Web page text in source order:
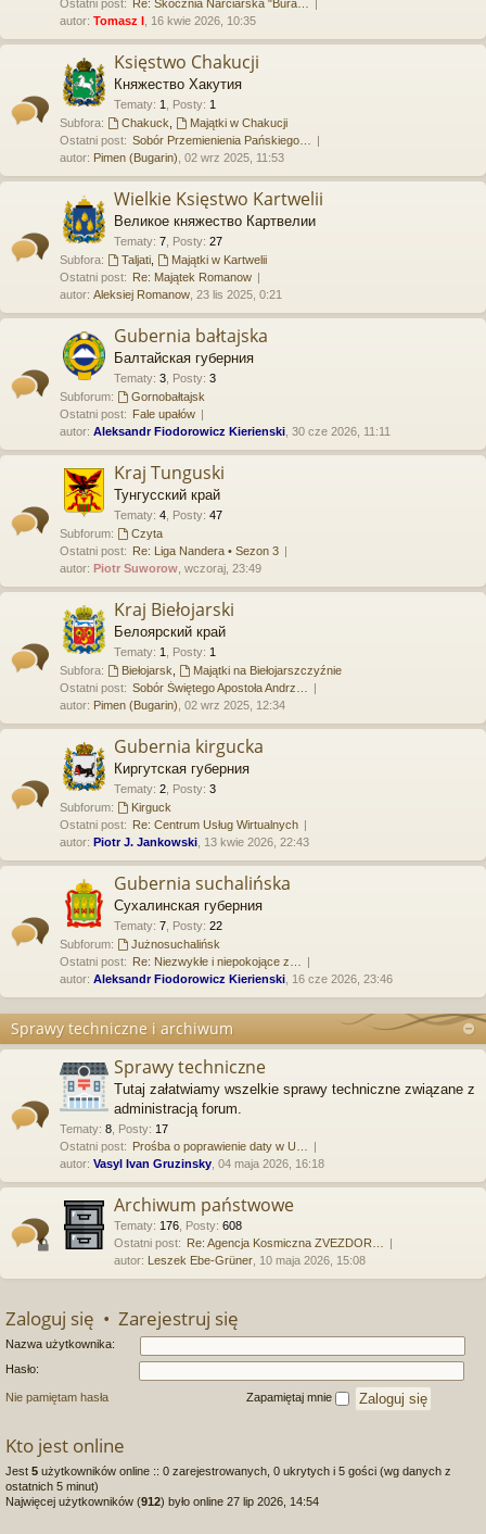
Ostatni post: Re: Skocznia Narciarska "Bura…
autor: Tomasz I , 16 kwie 2026, 10:35
Księstwo Chakucji
Княжество Хакутия
Tematy: 1 Posty: 1
Subfora:
Chakuck
Majątki w Chakucji
Ostatni post: Sobór Przemienienia Pańskiego…
autor: Pimen (Bugarin) , 02 wrz 2025, 11:53
Wielkie Księstwo Kartwelii
Великое княжество Картвелии
Tematy: 7 Posty: 27
Subfora:
Taljati,
Majątki w Kartwelii
Ostatni post: Re: Majątek Romanow
autor: Aleksiej Romanow , 23 lis 2025, 0:21
Gubernia bałtajska
Балтайская губерния
Tematy: 3 Posty: 3
Subforum:
Gornobałtajsk
Ostatni post: Fale upałów
autor: Aleksandr Fiodorowicz Kierienski , 30 cze 2026, 11:11
Kraj Tunguski
Тунгусский край
Tematy: 4 Posty: 47
Subforum:
Czyta
Ostatni post: Re: Liga Nandera • Sezon 3
autor: Piotr Suworow , wczoraj, 23:49
Kraj Biełojarski
Белоярский край
Tematy: 1 Posty: 1
Subfora:
Biełojarsk
Majątki na Biełojarszczyźnie
Ostatni post: Sobór Świętego Apostoła Andrz…
autor: Pimen (Bugarin) , 02 wrz 2025, 12:34
Gubernia kirgucka
Киргутская губерния
Tematy: 2 Posty: 3
Subforum:
Kirguck
Ostatni post: Re: Centrum Usług Wirtualnych
autor: Piotr J. Jankowski , 13 kwie 2026, 22:43
Gubernia suchalińska
Сухалинская губерния
Tematy: 7 Posty: 22
Subforum:
Jużnosuchalińsk
Ostatni post: Re: Niezwykłe i niepokojące z…
autor: Aleksandr Fiodorowicz Kierienski , 16 cze 2026, 23:46
Sprawy techniczne i archiwum
Sprawy techniczne
Tutaj załatwiamy wszelkie sprawy techniczne związane z
administracją forum.
Tematy: 8 Posty: 17
Ostatni post: Prośba o poprawienie daty w U…
autor: Vasyl Ivan Gruzinsky , 04 maja 2026, 16:18
Archiwum państwowe
Tematy: 176 Posty: 608
Ostatni post: Re: Agencja Kosmiczna ZVEZDOR…
autor: Leszek Ebe-Grüner , 10 maja 2026, 15:08
Zaloguj się • Zarejestruj się
Nazwa użytkownika:
Hasło:
Nie pamiętam hasła Zapamiętaj mnie
Kto jest online
Jest 5 użytkowników online :: 0 zarejestrowanych, 0 ukrytych i 5 gości (wg danych z
ostatnich 5 minut)
Najwięcej użytkowników (912) było online 27 lip 2026, 14:54